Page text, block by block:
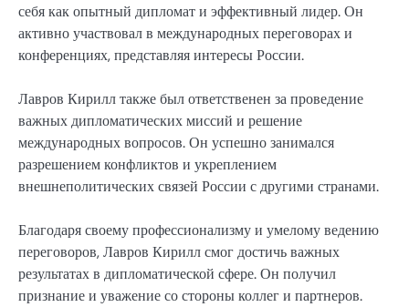
себя как опытный дипломат и эффективный лидер. Он
активно участвовал в международных переговорах и
конференциях, представляя интересы России.
Лавров Кирилл также был ответственен за проведение
важных дипломатических миссий и решение
международных вопросов. Он успешно занимался
разрешением конфликтов и укреплением
внешнеполитических связей России с другими странами.
Благодаря своему профессионализму и умелому ведению
переговоров, Лавров Кирилл смог достичь важных
результатах в дипломатической сфере. Он получил
признание и уважение со стороны коллег и партнеров.